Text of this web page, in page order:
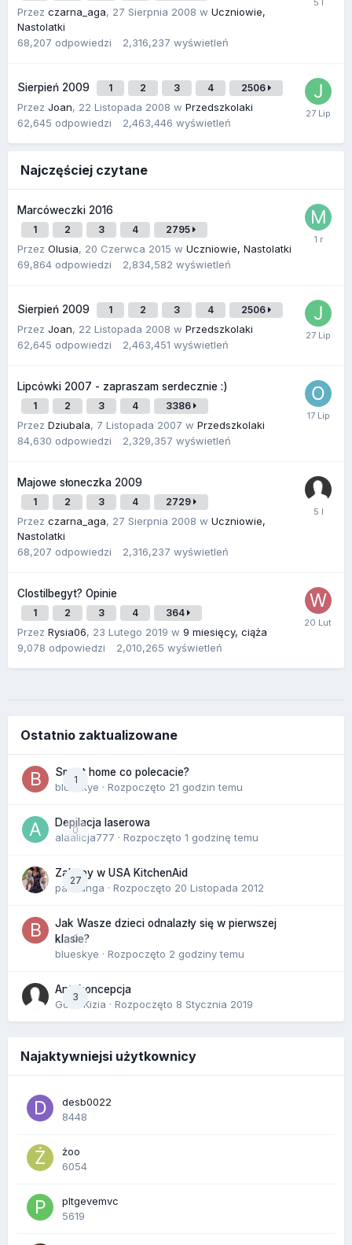
Przez czarna_aga, 27 Sierpnia 2008 w Uczniowie,
Nastolatki
68,207 odpowiedzi 2,316,237 wyświetleń
Sierpień 2009 1 2 3 4 2506
Przez Joan, 22 Listopada 2008 w Przedszkolaki
62,645 odpowiedzi 2,463,446 wyświetleń
Najczęściej czytane
Marcóweczki 2016
1 2 3 4 2795
Przez Olusia, 20 Czerwca 2015 w Uczniowie, Nastolatki
69,864 odpowiedzi 2,834,582 wyświetleń
Sierpień 2009 1 2 3 4 2506
Przez Joan, 22 Listopada 2008 w Przedszkolaki
62,645 odpowiedzi 2,463,451 wyświetleń
Lipcówki 2007 - zapraszam serdecznie :)
1 2 3 4 3386
Przez Dziubala, 7 Listopada 2007 w Przedszkolaki
84,630 odpowiedzi 2,329,357 wyświetleń
Majowe słoneczka 2009
1 2 3 4 2729
Przez czarna_aga, 27 Sierpnia 2008 w Uczniowie,
Nastolatki
68,207 odpowiedzi 2,316,237 wyświetleń
Clostilbegyt? Opinie
1 2 3 4 364
Przez Rysia06, 23 Lutego 2019 w 9 miesięcy, ciąża
9,078 odpowiedzi 2,010,265 wyświetleń
Ostatnio zaktualizowane
1
Smart home co polecacie?
blueskye · Rozpoczęto 21 godzin temu
0
Depilacja laserowa
alaalicja777 · Rozpoczęto 1 godzinę temu
27
Zakupy w USA KitchenAid
paczanga · Rozpoczęto 20 Listopada 2012
0
Jak Wasze dzieci odnalazły się w pierwszej
klasie?
blueskye · Rozpoczęto 2 godziny temu
3
Antykoncepcja
Gość Kizia · Rozpoczęto 8 Stycznia 2019
Najaktywniejsi użytkownicy
desb0022
8448
żoo
6054
pltgevemvc
5619